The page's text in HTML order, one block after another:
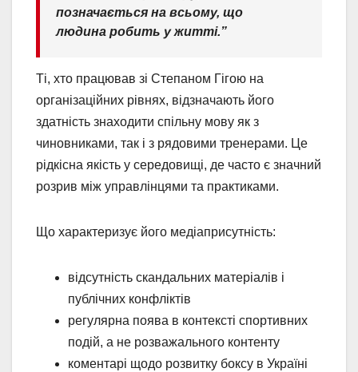
позначається на всьому, що
людина робить у житті.”
Ті, хто працював зі Степаном Гігою на
організаційних рівнях, відзначають його
здатність знаходити спільну мову як з
чиновниками, так і з рядовими тренерами. Це
рідкісна якість у середовищі, де часто є значний
розрив між управлінцями та практиками.
Що характеризує його медіаприсутність:
відсутність скандальних матеріалів і
публічних конфліктів
регулярна поява в контексті спортивних
подій, а не розважального контенту
коментарі щодо розвитку боксу в Україні